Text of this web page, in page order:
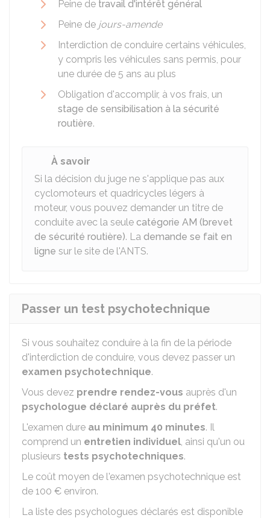
Peine de travail d'intérêt général
Peine de jours-amende
Interdiction de conduire certains véhicules,
y compris les véhicules sans permis, pour
une durée de 5 ans au plus
Obligation d'accomplir, à vos frais, un
stage de sensibilisation à la sécurité
routière.
À savoir
Si la décision du juge ne s'applique pas aux
cyclomoteurs et quadricycles légers à
moteur, vous pouvez demander un titre de
conduite avec la seule catégorie AM (brevet
de sécurité routière). La demande se fait en
ligne sur le site de l'ANTS.
Passer un test psychotechnique
Si vous souhaitez conduire à la fin de la période
d'interdiction de conduire, vous devez passer un
examen psychotechnique.
Vous devez prendre rendez-vous auprès d'un
psychologue déclaré auprès du préfet.
L'examen dure au minimum 40 minutes. Il
comprend un entretien individuel, ainsi qu'un ou
plusieurs tests psychotechniques.
Le coût moyen de l'examen psychotechnique est
de 100 € environ.
La liste des psychologues déclarés est disponible